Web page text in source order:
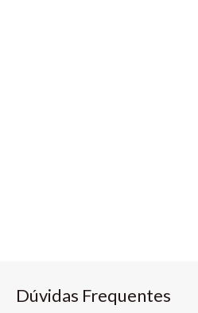
Dúvidas Frequentes